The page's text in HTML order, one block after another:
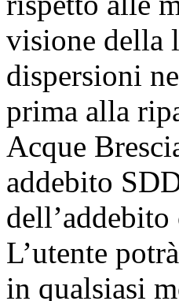
visione della
dispersioni
prima alla
Acque
addebito
L’utente
in qualsiasi